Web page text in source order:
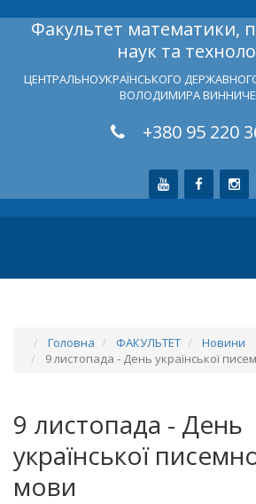
Факультет математики,
наук та
ЦЕНТРАЛЬНОУКРАЇНСЬКОГО ДЕРЖАВНОГО
ВОЛОДИМИРА
+380 95 220
Головна ФАКУЛЬТЕТ
Новини
9 листопада - День української
9 листопада - День
української
мови